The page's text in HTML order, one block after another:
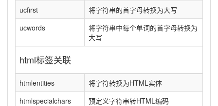
ucfirst
将字符串的首字母转换为大写
ucwords
将字符串中每个单词的首字母转换为
大写
html标签关联
htmlentities
将字符转换为HTML实体
htmlspecialchars
预定义字符串转HTML编码